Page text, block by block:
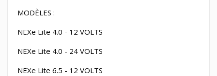
MODÈLES :
NEXe Lite 4.0 - 12 VOLTS
NEXe Lite 4.0 - 24 VOLTS
NEXe Lite 6.5 - 12 VOLTS